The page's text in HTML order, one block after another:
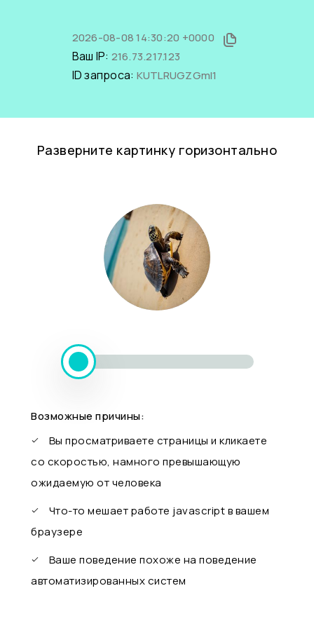
2026-08-08 14:30:20 +0000
Ваш IP: 216.73.217.123
ID запроса: KUTLRUGZGmI1
Разверните картинку горизонтально
Возможные причины:
Вы просматриваете страницы и кликаете
со скоростью, намного превышающую
ожидаемую от человека
Что-то мешает работе javascript в вашем
браузере
Ваше поведение похоже на поведение
автоматизированных систем